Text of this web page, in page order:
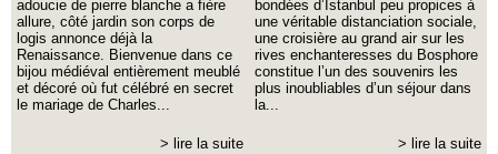
adoucie de pierre blanche a fière
allure, côté jardin son corps de
logis annonce déjà la
Renaissance. Bienvenue dans ce
bijou médiéval entièrement meublé
et décoré où fut célébré en secret
le mariage de Charles...
> lire la suite
bondées d’Istanbul peu propices à
une véritable distanciation sociale,
une croisière au grand air sur les
rives enchanteresses du Bosphore
constitue l’un des souvenirs les
plus inoubliables d’un séjour dans
la...
> lire la suite